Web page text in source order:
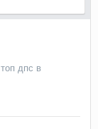
топ дпс в